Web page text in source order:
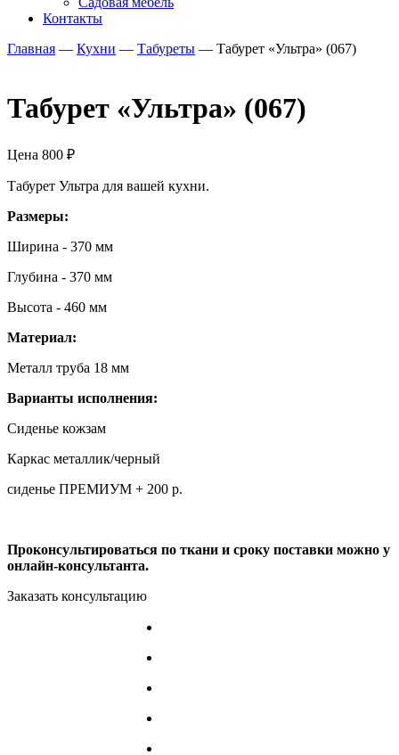
Контакты
Главная — Кухни — Табуреты — Табурет «Ультра» (067)
Табурет «Ультра» (067)
Цена 800 ₽
Табурет Ультра для вашей кухни.
Размеры:
Ширина - 370 мм
Глубина - 370 мм
Высота - 460 мм
Материал:
Металл труба 18 мм
Варианты исполнения:
Сиденье кожзам
Каркас металлик/черный
сиденье ПРЕМИУМ + 200 р.
Проконсультироваться по ткани и сроку поставки можно у
онлайн-консультанта.
Заказать консультацию